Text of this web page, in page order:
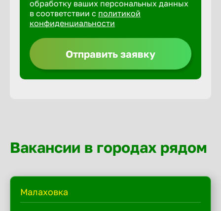
обработку ваших персональных данных
в соответствии с политикой
конфиденциальности
Отправить заявку
Вакансии в городах рядом
Малаховка